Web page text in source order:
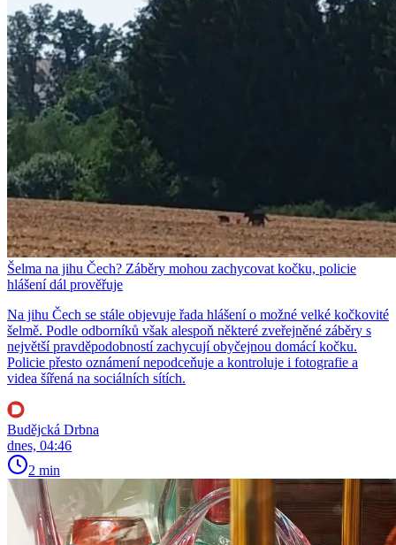
Šelma na jihu Čech? Záběry mohou zachycovat kočku, policie
hlášení dál prověřuje
Na jihu Čech se stále objevuje řada hlášení o možné velké kočkovité
šelmě. Podle odborníků však alespoň některé zveřejněné záběry s
největší pravděpodobností zachycují obyčejnou domácí kočku.
Policie přesto oznámení nepodceňuje a kontroluje i fotografie a
videa šířená na sociálních sítích.
Budějcká Drbna
dnes, 04:46
2 min